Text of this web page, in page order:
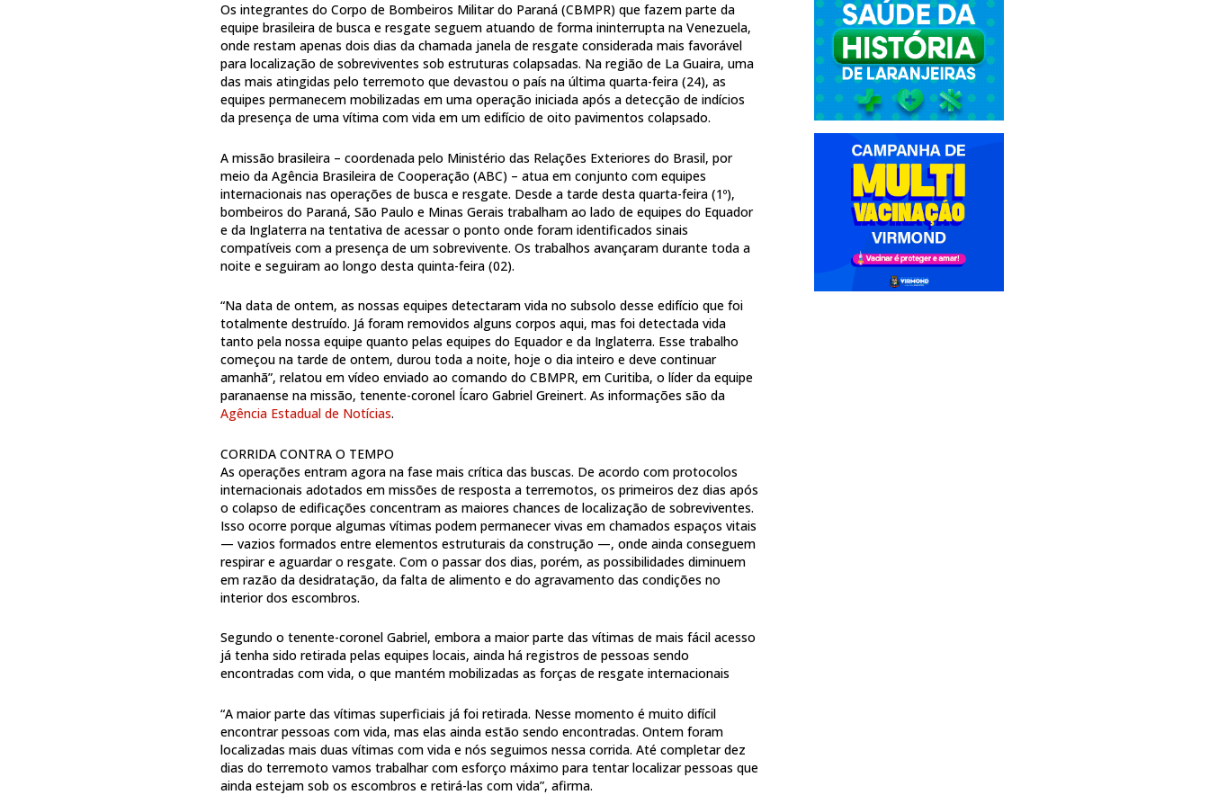
Os integrantes do Corpo de Bombeiros Militar do Paraná (CBMPR) que fazem parte da
equipe brasileira de busca e resgate seguem atuando de forma ininterrupta na Venezuela,
onde restam apenas dois dias da chamada janela de resgate considerada mais favorável
para localização de sobreviventes sob estruturas colapsadas. Na região de La Guaira, uma
das mais atingidas pelo terremoto que devastou o país na última quarta-feira (24), as
equipes permanecem mobilizadas em uma operação iniciada após a detecção de indícios
da presença de uma vítima com vida em um edifício de oito pavimentos colapsado.
A missão brasileira – coordenada pelo Ministério das Relações Exteriores do Brasil, por
meio da Agência Brasileira de Cooperação (ABC) – atua em conjunto com equipes
internacionais nas operações de busca e resgate. Desde a tarde desta quarta-feira (1º),
bombeiros do Paraná, São Paulo e Minas Gerais trabalham ao lado de equipes do Equador
e da Inglaterra na tentativa de acessar o ponto onde foram identificados sinais
compatíveis com a presença de um sobrevivente. Os trabalhos avançaram durante toda a
noite e seguiram ao longo desta quinta-feira (02).
“Na data de ontem, as nossas equipes detectaram vida no subsolo desse edifício que foi
totalmente destruído. Já foram removidos alguns corpos aqui, mas foi detectada vida
tanto pela nossa equipe quanto pelas equipes do Equador e da Inglaterra. Esse trabalho
começou na tarde de ontem, durou toda a noite, hoje o dia inteiro e deve continuar
amanhã”, relatou em vídeo enviado ao comando do CBMPR, em Curitiba, o líder da equipe
paranaense na missão, tenente-coronel Ícaro Gabriel Greinert. As informações são da
Agência Estadual de Notícias.
CORRIDA CONTRA O TEMPO
As operações entram agora na fase mais crítica das buscas. De acordo com protocolos
internacionais adotados em missões de resposta a terremotos, os primeiros dez dias após
o colapso de edificações concentram as maiores chances de localização de sobreviventes.
Isso ocorre porque algumas vítimas podem permanecer vivas em chamados espaços vitais
— vazios formados entre elementos estruturais da construção —, onde ainda conseguem
respirar e aguardar o resgate. Com o passar dos dias, porém, as possibilidades diminuem
em razão da desidratação, da falta de alimento e do agravamento das condições no
interior dos escombros.
Segundo o tenente-coronel Gabriel, embora a maior parte das vítimas de mais fácil acesso
já tenha sido retirada pelas equipes locais, ainda há registros de pessoas sendo
encontradas com vida, o que mantém mobilizadas as forças de resgate internacionais
“A maior parte das vítimas superficiais já foi retirada. Nesse momento é muito difícil
encontrar pessoas com vida, mas elas ainda estão sendo encontradas. Ontem foram
localizadas mais duas vítimas com vida e nós seguimos nessa corrida. Até completar dez
dias do terremoto vamos trabalhar com esforço máximo para tentar localizar pessoas que
ainda estejam sob os escombros e retirá-las com vida”, afirma.